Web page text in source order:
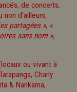
de concerts,
non d'ailleurs,
partagées », «
sans nom »,
ou vivant à
Charly
& Nankama,